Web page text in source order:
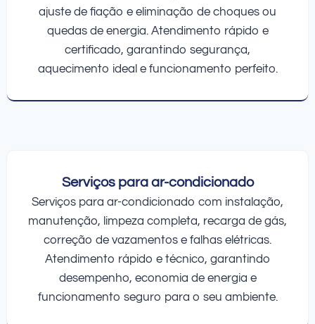
ajuste de fiação e eliminação de choques ou
quedas de energia. Atendimento rápido e
certificado, garantindo segurança,
aquecimento ideal e funcionamento perfeito.
Serviços para ar-condicionado
Serviços para ar-condicionado com instalação,
manutenção, limpeza completa, recarga de gás,
correção de vazamentos e falhas elétricas.
Atendimento rápido e técnico, garantindo
desempenho, economia de energia e
funcionamento seguro para o seu ambiente.